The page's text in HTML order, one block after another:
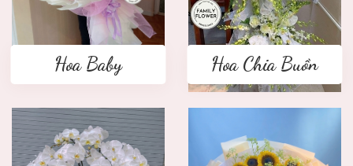
Hoa Baby Hoa Chia Buồn